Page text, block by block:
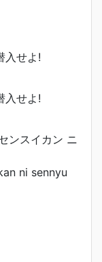
入せよ!
入せよ!
ンスイカン ニ
ni sennyu